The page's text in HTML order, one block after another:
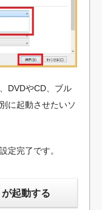
DVDやCD、ブル
に起動させたいソ
定完了です。
起動する